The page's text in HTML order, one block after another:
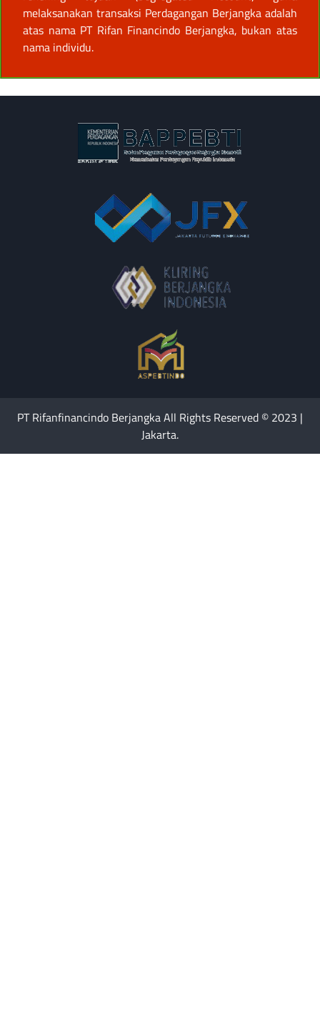
melaksanakan transaksi Perdagangan Berjangka adalah
atas nama PT Rifan Financindo Berjangka, bukan atas
nama individu.
PT Rifanfinancindo Berjangka All Rights Reserved © 2023 |
Jakarta.